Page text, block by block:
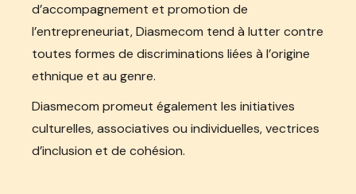
d’accompagnement et promotion de
l’entrepreneuriat, Diasmecom tend à lutter contre
toutes formes de discriminations liées à l’origine
ethnique et au genre.
Diasmecom promeut également les initiatives
culturelles, associatives ou individuelles, vectrices
d’inclusion et de cohésion.